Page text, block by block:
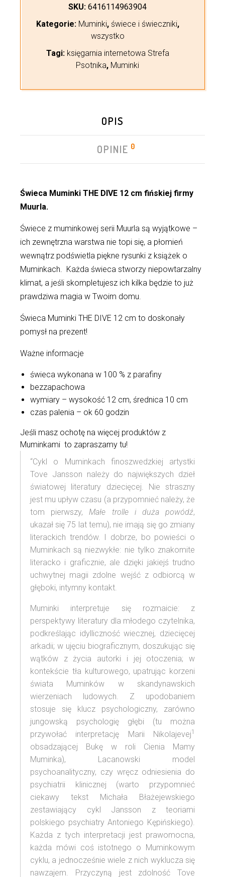
SKU: 6416114963904
Kategorie: Muminki, świece i świeczniki,
wszystko
Tagi: księgarnia internetowa Strefa
Psotnika, Muminki
OPIS
OPINIE 0
Świeca Muminki THE DIVE 12 cm fińskiej firmy
Muurla.
Świece z muminkowej serii Muurla są wyjątkowe –
ich zewnętrzna warstwa nie topi się, a płomień
wewnątrz podświetla piękne rysunki z książek o
Muminkach. Każda świeca stworzy niepowtarzalny
klimat, a jeśli skompletujesz ich kilka będzie to już
prawdziwa magia w Twoim domu.
Świeca Muminki THE DIVE 12 cm to doskonały
pomysł na prezent!
Ważne informacje
świeca wykonana w 100 % z parafiny
bezzapachowa
wymiary – wysokość 12 cm, średnica 10 cm
czas palenia – ok 60 godzin
Jeśli masz ochotę na więcej produktów z
Muminkami to zapraszamy tu!
“Cykl o Muminkach finoszwedzkiej artystki
Tove Jansson należy do największych dzieł
światowej literatury dziecięcej. Nie straszny
jest mu upływ czasu (a przypomnieć należy, że
tom pierwszy,Małe trolle i duża powódź,
ukazał się 75 lat temu), nie imają się go zmiany
literackich trendów. I dobrze, bo powieści o
Muminkach są niezwykłe: nie tylko znakomite
literacko i graficznie, ale dzięki jakiejś trudno
uchwytnej magii zdolne wejść z odbiorcą w
głęboki, intymny kontakt.
Muminki interpretuje się rozmaicie: z
perspektywy literatury dla młodego czytelnika,
podkreślając idylliczność wiecznej, dziecięcej
arkadii; w ujęciu biograficznym, doszukując się
wątków z życia autorki i jej otoczenia; w
kontekście tła kulturowego, upatrując korzeni
świata Muminków w skandynawskich
wierzeniach ludowych. Z upodobaniem
stosuje się klucz psychologiczny, zarówno
jungowską psychologię głębi (tu można
przywołać interpretację Marii Nikolajevej1
obsadzającej Bukę w roli Cienia Mamy
Muminka), Lacanowski model
psychoanalityczny, czy wręcz odniesienia do
psychiatrii klinicznej (warto przypomnieć
ciekawy tekst Michała Błażejewskiego
zestawiający cykl Jansson z teoriami
polskiego psychiatry Antoniego Kępińskiego).
Każda z tych interpretacji jest prawomocna,
każda mówi coś istotnego o Muminkowym
cyklu, a jednocześnie wiele z nich wyklucza się
nawzajem. Przyczyną jest zdolność Tove